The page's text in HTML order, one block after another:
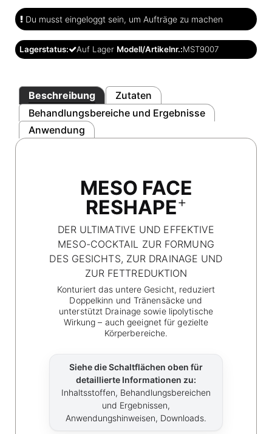
Du musst eingeloggt sein, um Aufträge zu machen
Lagerstatus: Auf Lager Modell/Artikelnr.:MST9007
Beschreibung
Zutaten
Behandlungsbereiche und Ergebnisse
Anwendung
MESO FACE
RESHAPE+
DER ULTIMATIVE UND EFFEKTIVE
MESO-COCKTAIL ZUR FORMUNG
DES GESICHTS, ZUR DRAINAGE UND
ZUR FETTREDUKTION
Konturiert das untere Gesicht, reduziert
Doppelkinn und Tränensäcke und
unterstützt Drainage sowie lipolytische
Wirkung – auch geeignet für gezielte
Körperbereiche.
Siehe die Schaltflächen oben für
detaillierte Informationen zu:
Inhaltsstoffen, Behandlungsbereichen
und Ergebnissen,
Anwendungshinweisen, Downloads.